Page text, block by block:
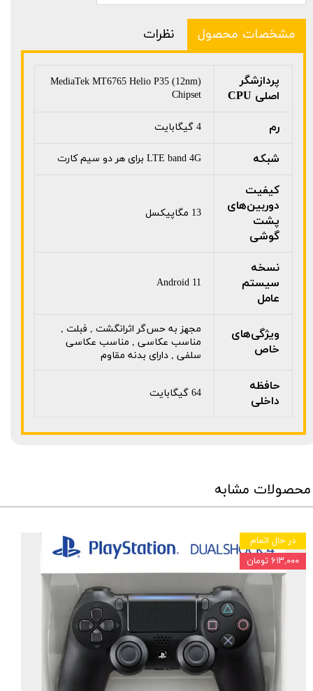
مشخصات محصول نظرات
پردازشگر
اصلی CPU
MediaTek MT6765 Helio P35 (12nm)
Chipset
رم 4 گیگابایت
شبکه LTE band 4G برای هر دو سیم کارت
کیفیت
دوربین‌های
پشت
گوشی
13 مگاپیکسل
نسخه
سیستم
عامل
Android 11
ویژگی‌های
خاص
مجهز به حس‌گر اثرانگشت , فبلت ,
مناسب عکاسی , مناسب عکاسی
سلفی , دارای بدنه مقاوم
حافظه
داخلی
64 گیگابایت
محصولات مشابه
در حال اتمام
۶۱۳,۰۰۰ تومان